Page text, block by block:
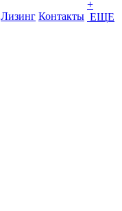
Лизинг Контакты
+
ЕЩЕ